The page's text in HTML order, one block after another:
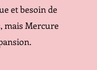
et besoin de
mais Mercure